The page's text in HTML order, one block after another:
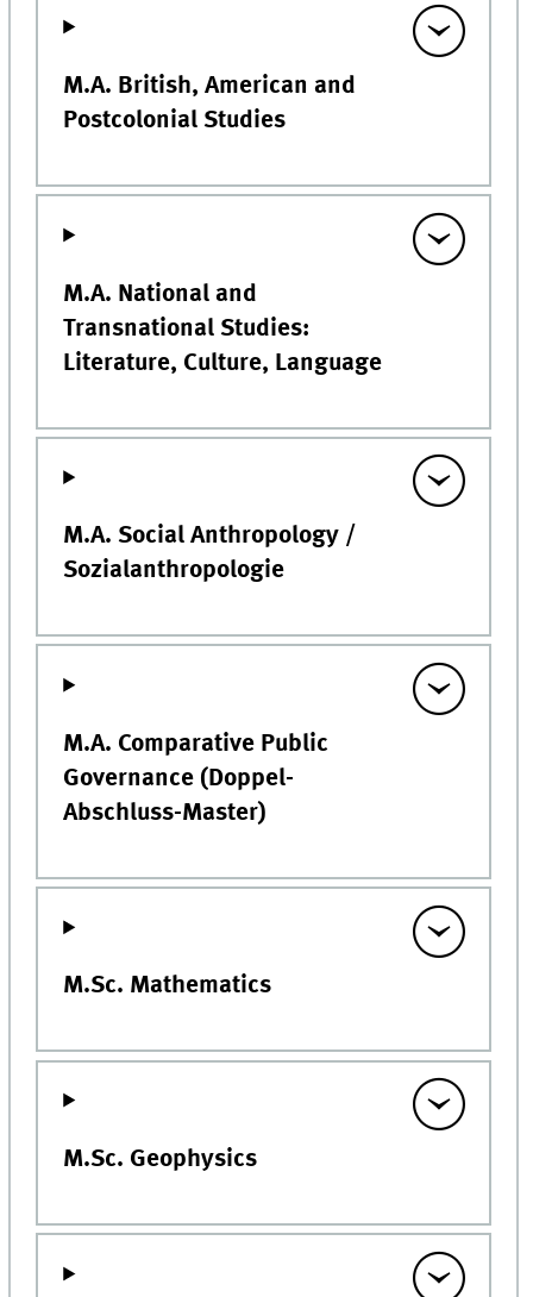
M.A. British, American and
Postcolonial Studies
M.A. National and
Transnational Studies:
Literature, Culture, Language
M.A. Social Anthropology /
Sozialanthropologie
M.A. Comparative Public
Governance (Doppel-
Abschluss-Master)
M.Sc. Mathematics
M.Sc. Geophysics